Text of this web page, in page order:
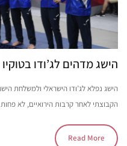
הישג מדהים לג’ודו
הישג נפלא לג’ודו הישראלי ולמשלחת
הקבוצתי לאחר קרבות הירואיים, לא
Read More